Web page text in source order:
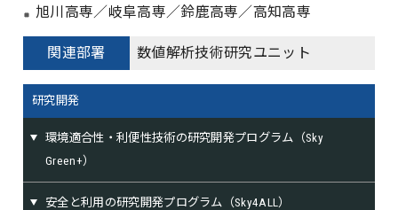
旭川高専／岐阜高専／鈴鹿高専／高知高専
関連部署 数値解析技術研究ユニット
研究開発
環境適合性・利便性技術の研究開発プログラム（Sky
Green+）
安全と利用の研究開発プログラム（Sky4ALL）